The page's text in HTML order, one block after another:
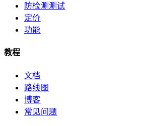
防检测测试
定价
功能
教程
文档
路线图
博客
常见问题